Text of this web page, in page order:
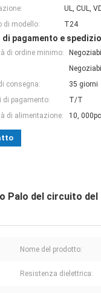
UL, CUL,
di modello:
T24
di pagamento e
di ordine minimo:
consegna:
35 giorni
di pagamento:
T/T
di alimentazione:
10,
Palo del circuito
Nome del prodotto:
Resistenza dielettrica: